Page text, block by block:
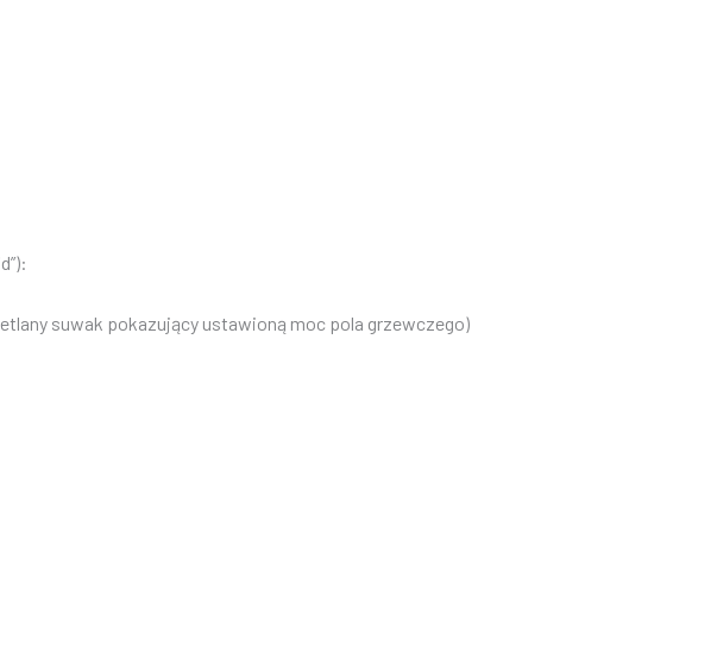
suwak pokazujący ustawioną moc pola grzewczego)